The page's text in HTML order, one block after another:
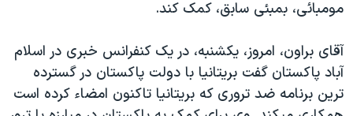
جستجو
ویدیوها
فرهنگ و زندگی
حقوق شهروندی
بایگانی برنامه‌های تلویزیونی
مستندها
انتخابات ریاست جمهوری آمریکا ۲۰۲۴
دنبال کنید
مومبائی، بمبئی سابق، کمک کند.
آقای براون، امروز، يکشنبه، در يک کنفرانس خبری در اسلام
آباد پاکستان گفت بريتانيا با دولت پاکستان در گسترده
ترين برنامه ضد تروری که بريتانيا تاکنون امضاء کرده است